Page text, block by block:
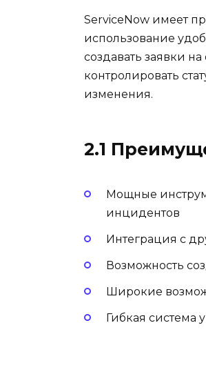
ServiceNow имеет
использование
создавать заявки
контролировать
изменения.
2.1
Мощные
инцидентов
Интеграция с
Возможность
Широкие
Гибкая